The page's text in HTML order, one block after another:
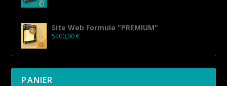
Site Web Formule "PREMIUM"
5400,00€
PANIER